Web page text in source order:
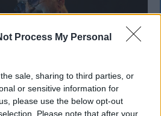
Process My Personal
sale, sharing to third parties, or
or sensitive information for
please use the below opt-out
Please note that after your